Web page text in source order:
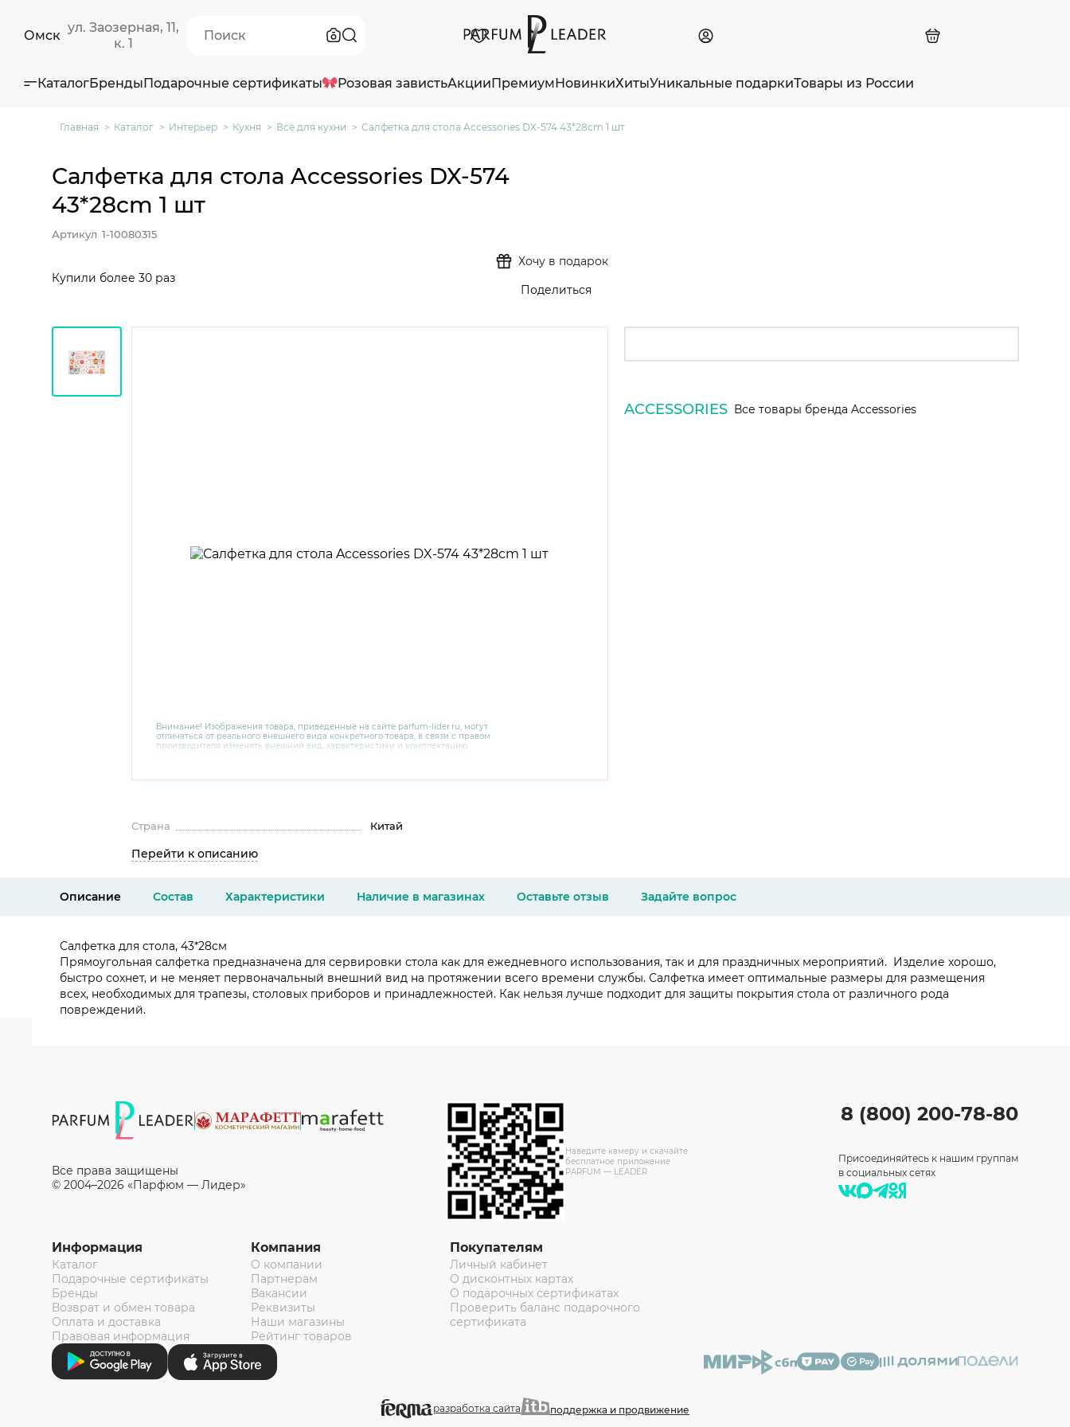
Омск
ул. Заозерная, 11,
к. 1
КаталогБрендыПодарочные сертификаты Розовая завистьАкцииПремиумНовинкиХитыУникальные подаркиТовары из России
Главная Каталог Интерьер Кухня Всё для кухни Салфетка для стола Accessories DX-574 43*28cm 1 шт
Внимание! Изображения товара, приведенные на сайте parfum-lider.ru, могут
отличаться от реального внешнего вида конкретного товара, в связи с правом
производителя изменять внешний вид, характеристики и комплектацию
консультантов по номеру 8 800 200 78 80.
Салфетка для стола Accessories DX-574
43*28cm 1 шт
Артикул 1-10080315
Купили более 30 раз
Хочу в подарок
Поделиться
Страна Китай
Перейти к описанию
ACCESSORIES Все товары бренда Accessories
Описание Состав Характеристики Наличие в магазинах Оставьте отзыв Задайте вопрос
Салфетка для стола, 43*28см
Прямоугольная салфетка предназначена для сервировки стола как для ежедневного использования, так и для праздничных мероприятий. Изделие хорошо,
быстро сохнет, и не меняет первоначальный внешний вид на протяжении всего времени службы. Салфетка имеет оптимальные размеры для размещения
всех, необходимых для трапезы, столовых приборов и принадлежностей. Как нельзя лучше подходит для защиты покрытия стола от различного рода
повреждений.
Все права защищены
© 2004–2026 «Парфюм — Лидер»
Наведите камеру и скачайте
бесплатное приложение
PARFUM — LEADER
Информация
Каталог
Подарочные сертификаты
Бренды
Возврат и обмен товара
Оплата и доставка
Правовая информация
Компания
О компании
Партнерам
Вакансии
Реквизиты
Наши магазины
Рейтинг товаров
Покупателям
Личный кабинет
О дисконтных картах
О подарочных сертификатах
Проверить баланс подарочного
сертификата
8 (800) 200-78-80
Присоединяйтесь к нашим группам
в социальных сетях
разработка сайта поддержка и продвижение